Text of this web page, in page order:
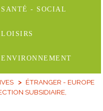
SANTÉ - SOCIAL
LOISIRS
ENVIRONNEMENT
ÉTRANGER - EUROPE
SUBSIDIAIRE,